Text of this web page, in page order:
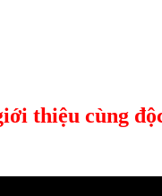
thiệu cùng